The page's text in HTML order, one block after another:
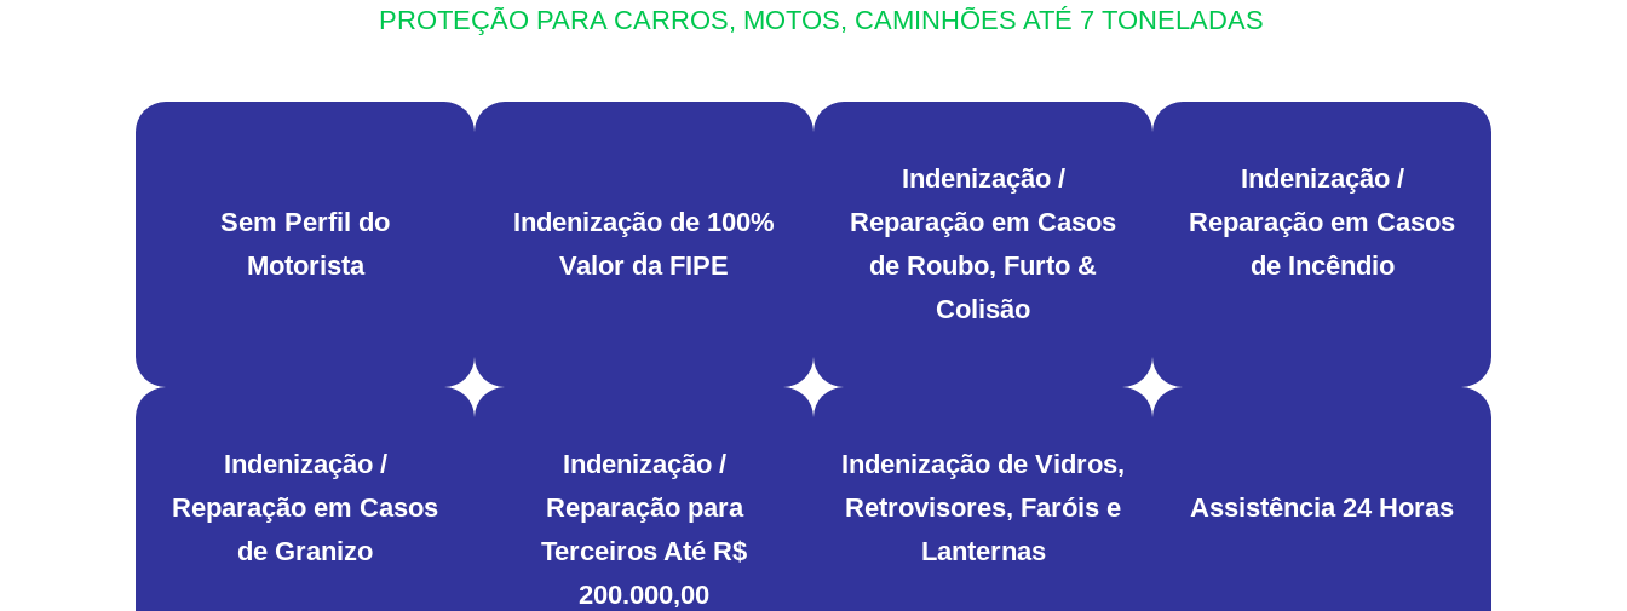
PROTEÇÃO PARA CARROS, MOTOS, CAMINHÕES ATÉ 7 TONELADAS
Sem Perfil do
Motorista
Indenização de 100%
Valor da FIPE
Indenização /
Reparação em Casos
de Roubo, Furto &
Colisão
Indenização /
Reparação em Casos
de Incêndio
Indenização /
Reparação em Casos
de Granizo
Indenização /
Reparação para
Terceiros Até R$
200.000,00
Indenização de Vidros,
Retrovisores, Faróis e
Lanternas
Assistência 24 Horas